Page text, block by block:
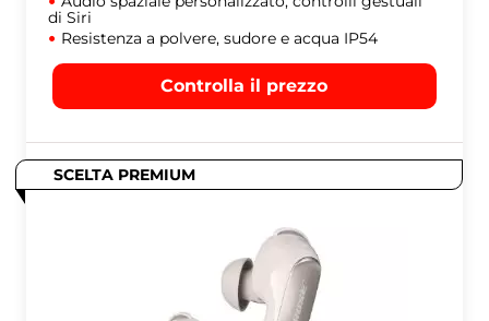
di Siri
Resistenza a polvere, sudore e acqua IP54
Controlla il prezzo
SCELTA PREMIUM